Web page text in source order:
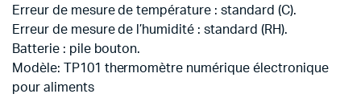
Erreur de mesure de température : standard (C).
Erreur de mesure de l’humidité : standard (RH).
Batterie : pile bouton.
Modèle: TP101 thermomètre numérique électronique
pour aliments